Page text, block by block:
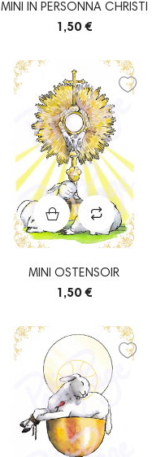
MINI IN PERSONNA CHRISTI
1,50 €
MINI OSTENSOIR
1,50 €